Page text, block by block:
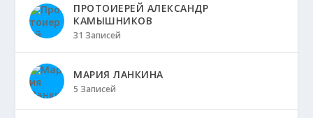
ПРОТОИЕРЕЙ АЛЕКСАНДР
КАМЫШНИКОВ
31 Записей
МАРИЯ ЛАНКИНА
5 Записей